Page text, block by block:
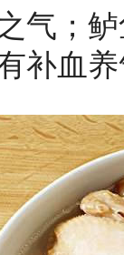
气；
补血